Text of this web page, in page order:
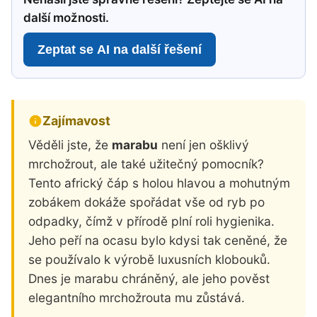
další možnosti.
Zeptat se AI na další řešení
Zajímavost
Věděli jste, že marabu není jen ošklivý
mrchožrout, ale také užitečný pomocník?
Tento africký čáp s holou hlavou a mohutným
zobákem dokáže spořádat vše od ryb po
odpadky, čímž v přírodě plní roli hygienika.
Jeho peří na ocasu bylo kdysi tak ceněné, že
se používalo k výrobě luxusních klobouků.
Dnes je marabu chráněný, ale jeho pověst
elegantního mrchožrouta mu zůstává.